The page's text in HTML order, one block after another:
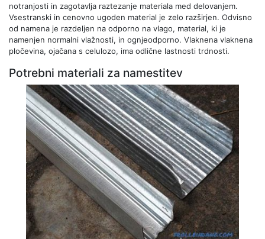
notranjosti in zagotavlja raztezanje materiala med delovanjem.
Vsestranski in cenovno ugoden material je zelo razširjen. Odvisno
od namena je razdeljen na odporno na vlago, material, ki je
namenjen normalni vlažnosti, in ognjeodporno. Vlaknena vlaknena
pločevina, ojačana s celulozo, ima odlične lastnosti trdnosti.
Potrebni materiali za namestitev